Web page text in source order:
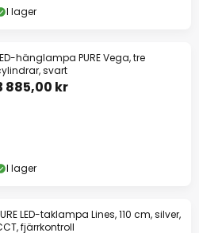
I lager
hänglampa PURE Vega, tre
svart
885,00 kr
I lager
LED-taklampa Lines, 110 cm, silver,
fjärrkontroll